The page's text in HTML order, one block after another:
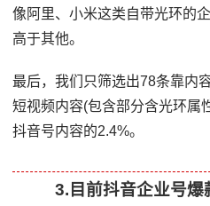
像阿里、小米这类自带光环的
高于其他。
最后，我们只筛选出78条靠内
短视频内容(包含部分含光环属
抖音号内容的2.4%。
3.目前抖音企业号爆